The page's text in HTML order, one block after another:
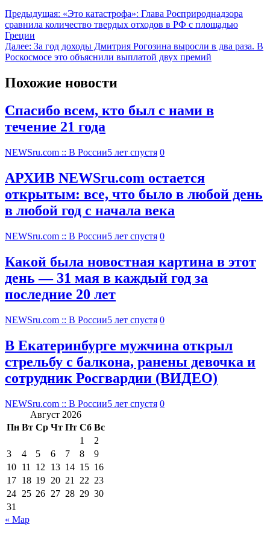
Предыдущая: «Это катастрофа»: Глава Росприроднадзора
сравнила количество твердых отходов в РФ с площадью
Греции
Далее: За год доходы Дмитрия Рогозина выросли в два раза. В
Роскосмосе это объяснили выплатой двух премий
Похожие новости
Спасибо всем, кто был с нами в
течение 21 года
NEWSru.com :: В России5 лет спустя 0
АРХИВ NEWSru.com остается
открытым: все, что было в любой день
в любой год с начала века
NEWSru.com :: В России5 лет спустя 0
Какой была новостная картина в этот
день — 31 мая в каждый год за
последние 20 лет
NEWSru.com :: В России5 лет спустя 0
В Екатеринбурге мужчина открыл
стрельбу с балкона, ранены девочка и
сотрудник Росгвардии (ВИДЕО)
NEWSru.com :: В России5 лет спустя 0
Август 2026
Пн Вт Ср Чт Пт Сб Вс
1
2
3
4 5 6 7 8
9
10 11 12 13 14 15 16
17 18 19 20 21 22 23
24 25 26 27 28 29 30
31
« Мар